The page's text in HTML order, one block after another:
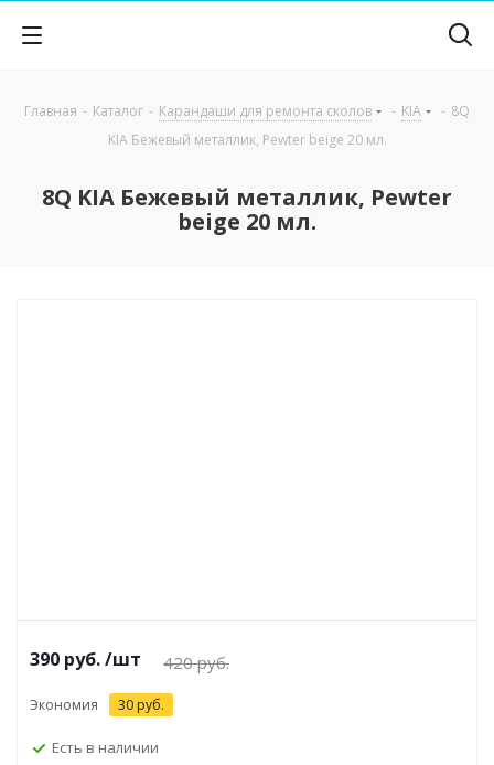
Главная - Каталог - Карандаши для ремонта сколов - KIA - 8Q
KIA Бежевый металлик, Pewter beige 20 мл.
8Q KIA Бежевый металлик, Pewter
beige 20 мл.
390 руб./шт 420руб.
Экономия 30 руб.
Есть в наличии